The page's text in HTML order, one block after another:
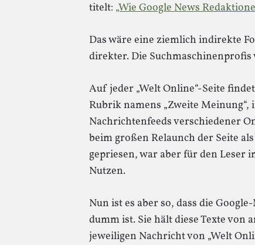
titelt: „Wie Google News
Das wäre eine ziemlich indirekte
direkter. Die Suchmaschinenprofis
Auf jeder „Welt Online“-Seite
Rubrik namens „Zweite
Nachrichtenfeeds verschiedener
beim großen Relaunch der Seite
gepriesen, war aber für den Leser
Nutzen.
Nun ist es aber so, dass die
dumm ist. Sie hält diese Texte von
jeweiligen Nachricht von „Welt